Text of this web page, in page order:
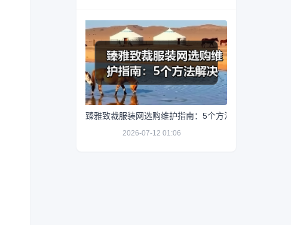
臻雅致裁服装网选购维护指南：5个方法解决网购踩坑
2026-07-12 01:06